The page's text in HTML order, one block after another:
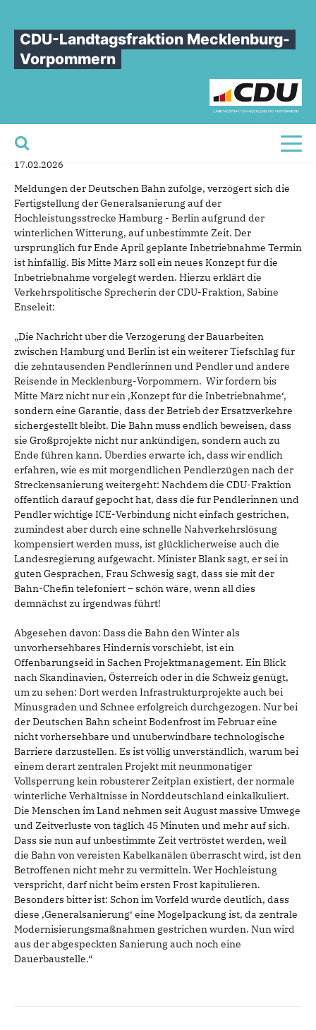
CDU-Landtagsfraktion Mecklenburg-
Vorpommern
Sie sind hier
Bahn kapituliert vor dem Wetter auf Kosten der Pendler
SabineEnseleit:
Schienensanierungaus-
demWetterauf
KostenderPendler
17.02.2026
Meldungen der Deutschen Bahn zufolge, verzögert sich die
Fertigstellung der Generalsanierung auf der
Hochleistungsstrecke Hamburg - Berlin aufgrund der
winterlichen Witterung, auf unbestimmte Zeit. Der
ursprünglich für Ende April geplante Inbetriebnahme Termin
ist hinfällig. Bis Mitte März soll ein neues Konzept für die
Inbetriebnahme vorgelegt werden. Hierzu erklärt die
Verkehrspolitische Sprecherin der CDU-Fraktion, Sabine
Enseleit:
„Die Nachricht über die Verzögerung der Bauarbeiten
zwischen Hamburg und Berlin ist ein weiterer Tiefschlag für
die zehntausenden Pendlerinnen und Pendler und andere
Reisende in Mecklenburg-Vorpommern. Wir fordern bis
Mitte März nicht nur ein ‚Konzept für die Inbetriebnahme‘,
sondern eine Garantie, dass der Betrieb der Ersatzverkehre
sichergestellt bleibt. Die Bahn muss endlich beweisen, dass
sie Großprojekte nicht nur ankündigen, sondern auch zu
Ende führen kann. Überdies erwarte ich, dass wir endlich
erfahren, wie es mit morgendlichen Pendlerzügen nach der
Streckensanierung weitergeht: Nachdem die CDU-Fraktion
öffentlich darauf gepocht hat, dass die für Pendlerinnen und
Pendler wichtige ICE-Verbindung nicht einfach gestrichen,
zumindest aber durch eine schnelle Nahverkehrslösung
kompensiert werden muss, ist glücklicherweise auch die
Landesregierung aufgewacht. Minister Blank sagt, er sei in
guten Gesprächen, Frau Schwesig sagt, dass sie mit der
Bahn-Chefin telefoniert – schön wäre, wenn all dies
demnächst zu irgendwas führt!
Abgesehen davon: Dass die Bahn den Winter als
unvorhersehbares Hindernis vorschiebt, ist ein
Offenbarungseid in Sachen Projektmanagement. Ein Blick
nach Skandinavien, Österreich oder in die Schweiz genügt,
um zu sehen: Dort werden Infrastrukturprojekte auch bei
Minusgraden und Schnee erfolgreich durchgezogen. Nur bei
der Deutschen Bahn scheint Bodenfrost im Februar eine
nicht vorhersehbare und unüberwindbare technologische
Barriere darzustellen. Es ist völlig unverständlich, warum bei
einem derart zentralen Projekt mit neunmonatiger
Vollsperrung kein robusterer Zeitplan existiert, der normale
winterliche Verhältnisse in Norddeutschland einkalkuliert.
Die Menschen im Land nehmen seit August massive Umwege
und Zeitverluste von täglich 45 Minuten und mehr auf sich.
Dass sie nun auf unbestimmte Zeit vertröstet werden, weil
die Bahn von vereisten Kabelkanälen überrascht wird, ist den
Betroffenen nicht mehr zu vermitteln. Wer Hochleistung
verspricht, darf nicht beim ersten Frost kapitulieren.
Besonders bitter ist: Schon im Vorfeld wurde deutlich, dass
diese ‚Generalsanierung‘ eine Mogelpackung ist, da zentrale
Modernisierungsmaßnahmen gestrichen wurden. Nun wird
aus der abgespeckten Sanierung auch noch eine
Dauerbaustelle.“